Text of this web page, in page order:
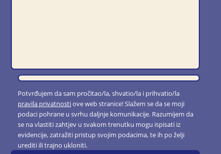
Potvrđujem da sam pročitao/la, shvatio/la i prihvatio/la
pravila privatnostiove web stranice! Slažem se da se moji
podaci pohrane u svrhu daljnje komunikacije. Razumijem da
se na vlastiti zahtjev u svakom trenutku mogu ispisati iz
evidencije, zatražiti pristup svojim podacima, te ih po želji
urediti ili trajno ukloniti.